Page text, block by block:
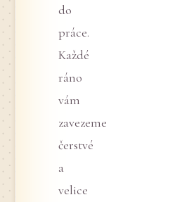
do
práce.
Každé
ráno
vám
zavezeme
čerstvé
a
velice